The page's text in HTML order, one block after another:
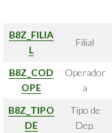
B8Z_FILIA
L
Filial
B8Z_COD
OPE
Operador
a
B8Z_TIPO
DE
Tipo de
Dep.